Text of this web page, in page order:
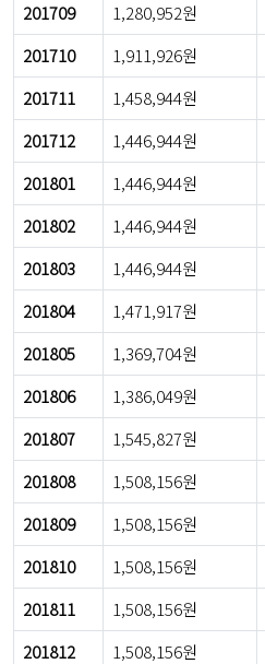
201709
1,280,952원
201710
1,911,926원
201711
1,458,944원
201712
1,446,944원
201801
1,446,944원
201802
1,446,944원
201803
1,446,944원
201804
1,471,917원
201805
1,369,704원
201806
1,386,049원
201807
1,545,827원
201808
1,508,156원
201809
1,508,156원
201810
1,508,156원
201811
1,508,156원
201812
1,508,156원